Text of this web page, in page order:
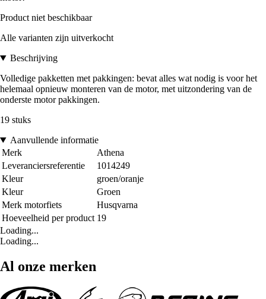
Product niet beschikbaar
Alle varianten zijn uitverkocht
Beschrijving
Volledige pakketten met pakkingen: bevat alles wat nodig is voor het
helemaal opnieuw monteren van de motor, met uitzondering van de
onderste motor pakkingen.
19 stuks
Aanvullende informatie
Merk
Athena
Leveranciersreferentie
1014249
Kleur
groen/oranje
Kleur
Groen
Merk motorfiets
Husqvarna
Hoeveelheid per product 19
Loading...
Loading...
Al onze merken